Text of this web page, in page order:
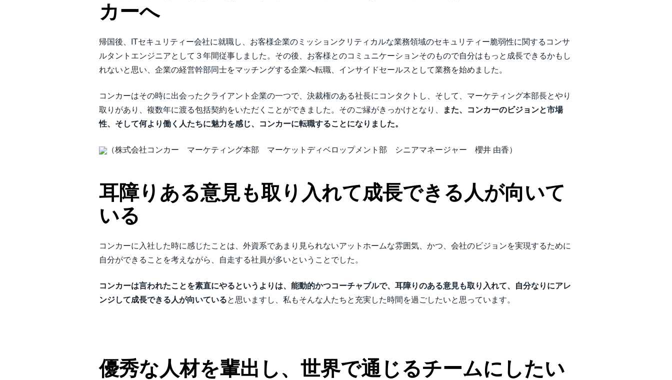
カーへ
帰国後、ITセキュリティー会社に就職し、お客様企業のミッションクリティカルな業務領域のセキュリティー脆弱性に関するコンサ
ルタントエンジニアとして３年間従事しました。その後、お客様とのコミュニケーションそのもので自分はもっと成長できるかもし
れないと思い、企業の経営幹部同士をマッチングする企業へ転職、インサイドセールスとして業務を始めました。
コンカーはその時に出会ったクライアント企業の一つで、決裁権のある社長にコンタクトし、そして、マーケティング本部長とやり
取りがあり、複数年に渡る包括契約をいただくことができました。そのご縁がきっかけとなり、
また、コンカーのビジョンと市場
性、そして何より働く人たちに魅力を感じ、コンカーに転職することになりました。
（株式会社コンカー マーケティング本部 マーケットディベロップメント部 シニアマネージャー 櫻井 由香）
耳障りある意見も取り入れて成長できる人が向いて
いる
コンカーに入社した時に感じたことは、外資系であまり見られないアットホームな雰囲気、かつ、会社のビジョンを実現するために
自分ができることを考えながら、自走する社員が多いということでした。
コンカーは言われたことを素直にやるというよりは、能動的かつコーチャブルで、耳障りのある意見も取り入れて、自分なりにアレ
ンジして成長できる人が向いていると思いますし、私もそんな人たちと充実した時間を過ごしたいと思っています。
優秀な人材を輩出し、世界で通じるチームにしたい